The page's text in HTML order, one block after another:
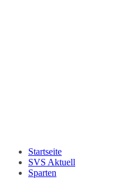
Startseite
SVS Aktuell
Sparten